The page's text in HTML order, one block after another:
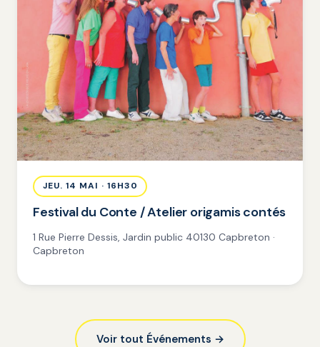
JEU. 14 MAI · 16H30
Festival du Conte / Atelier origamis contés
1 Rue Pierre Dessis, Jardin public 40130 Capbreton ·
Capbreton
Voir tout Événements →